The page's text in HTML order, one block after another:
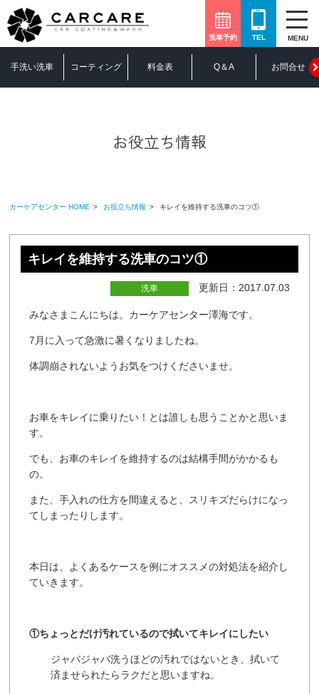
洗車予約 TEL MENU
手洗い洗車 コーティング 料金表 Q＆A お問合せ
お役立ち情報
カーケアセンター HOME お役立ち情報 キレイを維持する洗車のコツ①
キレイを維持する洗車のコツ①
洗車 更新日：2017.07.03
みなさまこんにちは。カーケアセンター澤海です。
7月に入って急激に暑くなりましたね。
体調崩されないようお気をつけくださいませ。
お車をキレイに乗りたい！とは誰しも思うことかと思いま
す。
でも、お車のキレイを維持するのは結構手間がかかるも
の。
また、手入れの仕方を間違えると、スリキズだらけになっ
てしまったりします。
本日は、よくあるケースを例にオススメの対処法を紹介し
ていきます。
①ちょっとだけ汚れているので拭いてキレイにしたい
ジャバジャバ洗うほどの汚れではないとき、拭いて
済ませられたらラクだと思いますね。